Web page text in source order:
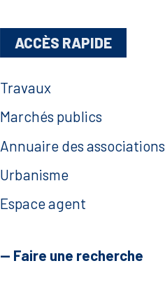
ACCÈS RAPIDE
Travaux
Marchés publics
Annuaire des associations
Urbanisme
Espace agent
— Faire une recherche